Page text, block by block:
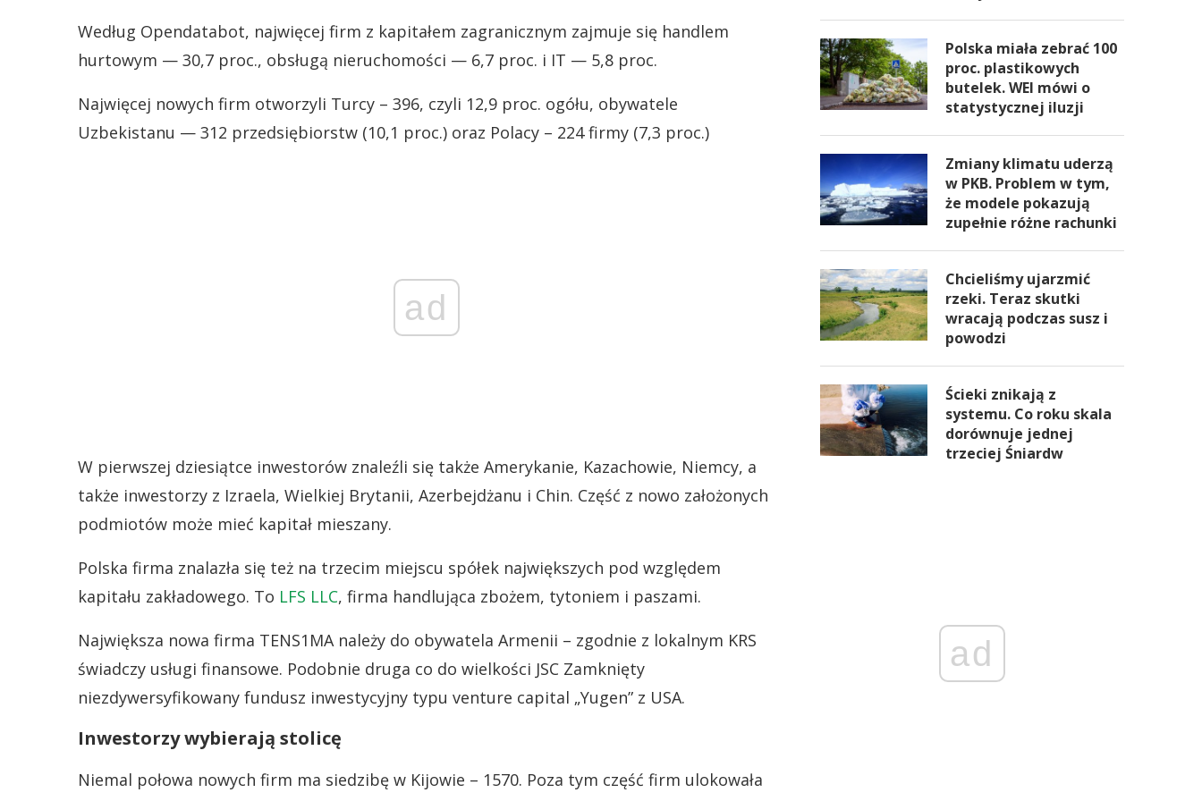
Według Opendatabot, najwięcej firm z kapitałem zagranicznym zajmuje się handlem
hurtowym — 30,7 proc., obsługą nieruchomości — 6,7 proc. i IT — 5,8 proc.
Najwięcej nowych firm otworzyli Turcy – 396, czyli 12,9 proc. ogółu, obywatele
Uzbekistanu — 312 przedsiębiorstw (10,1 proc.) oraz Polacy – 224 firmy (7,3 proc.)
ad
W pierwszej dziesiątce inwestorów znaleźli się także Amerykanie, Kazachowie, Niemcy, a
także inwestorzy z Izraela, Wielkiej Brytanii, Azerbejdżanu i Chin. Część z nowo założonych
podmiotów może mieć kapitał mieszany.
Polska firma znalazła się też na trzecim miejscu spółek największych pod względem
kapitału zakładowego. To LFS LLC, firma handlująca zbożem, tytoniem i paszami.
Największa nowa firma TENS1MA należy do obywatela Armenii – zgodnie z lokalnym KRS
świadczy usługi finansowe. Podobnie druga co do wielkości JSC Zamknięty
niezdywersyfikowany fundusz inwestycyjny typu venture capital „Yugen” z USA.
Inwestorzy wybierają stolicę
Niemal połowa nowych firm ma siedzibę w Kijowie – 1570. Poza tym część firm ulokowała
Polska miała zebrać 100
proc. plastikowych
butelek. WEI mówi o
statystycznej iluzji
Zmiany klimatu uderzą
w PKB. Problem w tym,
że modele pokazują
zupełnie różne rachunki
Chcieliśmy ujarzmić
rzeki. Teraz skutki
wracają podczas susz i
powodzi
Ścieki znikają z
systemu. Co roku skala
dorównuje jednej
trzeciej Śniardw
ad